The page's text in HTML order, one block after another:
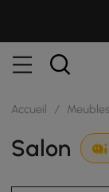
Accueil / Meubles
Salon